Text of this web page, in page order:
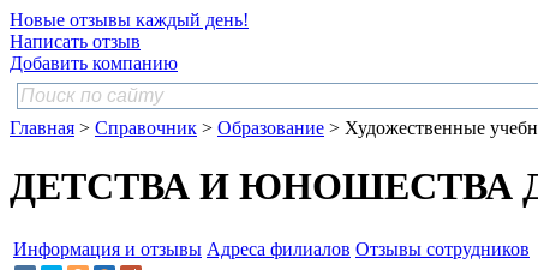
Новые отзывы каждый день!
Написать отзыв
Добавить компанию
Главная > Справочник > Образование > Художественные
ДЕТСТВА И ЮНОШЕСТВА
Информация и отзывы Адреса филиалов Отзывы сотрудников